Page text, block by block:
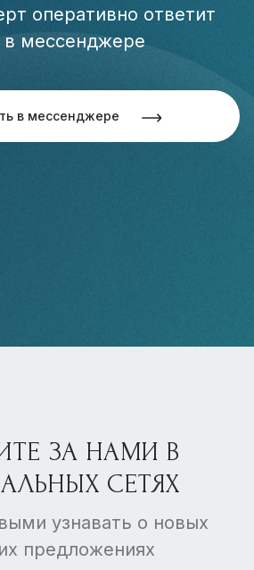
оперативно ответит
в мессенджере
в мессенджере
ЗА НАМИ В
СЕТЯХ
узнавать о новых
предложениях